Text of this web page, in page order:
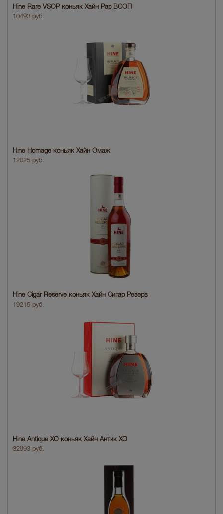
Hine Rare VSOP коньяк Хайн Рар ВСОП
10493 руб.
Hine Homage коньяк Хайн Омаж
12025 руб.
Hine Cigar Reserve коньяк Хайн Сигар Резерв
19215 руб.
Hine Antique XO коньяк Хайн Антик ХО
32993 руб.